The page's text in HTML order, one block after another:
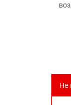
Не